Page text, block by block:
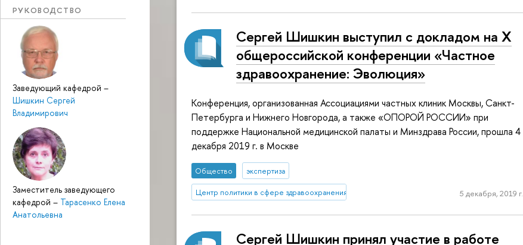
РУКОВОДСТВО
Заведующий кафедрой –
Шишкин Сергей
Владимирович
Заместитель заведующего
кафедрой – Тарасенко Елена
Анатольевна
Сергей Шишкин выступил с докладом на X
общероссийской конференции «Частное
здравоохранение: Эволюция»
Конференция, организованная Ассоциациями частных клиник Москвы, Санкт-
Петербурга и Нижнего Новгорода, а также «ОПОРОЙ РОССИИ» при
поддержке Национальной медицинской палаты и Минздрава России, прошла 4
декабря 2019 г. в Москве
Общество экспертиза
Центр политики в сфере здравоохранения 5 декабря, 2019 г.
Сергей Шишкин принял участие в работе